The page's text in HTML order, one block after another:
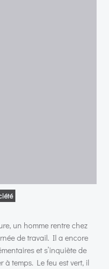
un homme rentre chez
de travail. Il a encore
et s’inquiète de
temps. Le feu est vert, il